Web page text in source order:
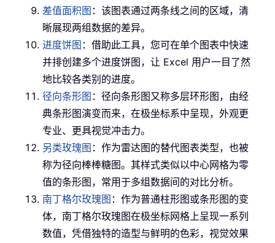
差值面积图 ：该图表通过两条线之间的区域，清
晰展现两组数据的差异。
进度饼图 ：借助此工具，您可在单个图表中快速
并排创建多个进度饼图，让 Excel 用户一目了然
地比较各类别的进度。
径向条形图 ：径向条形图又称多层环形图，由经
典条形图演变而来，在极坐标系中呈现，外观更
专业、更具视觉冲击力。
另类玫瑰图 ：作为雷达图的替代图表类型，也被
称为径向棒棒糖图。其样式类似以中心网格为零
值的条形图，常用于多组数据间的对比分析。
南丁格尔玫瑰图 ：作为普通柱形图或条形图的变
体，南丁格尔玫瑰图在极坐标网格上呈现一系列
数值，凭借独特的造型与鲜明的色彩，视觉效果